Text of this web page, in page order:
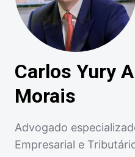
Carlos Yury
Morais
Advogado
Empresarial e